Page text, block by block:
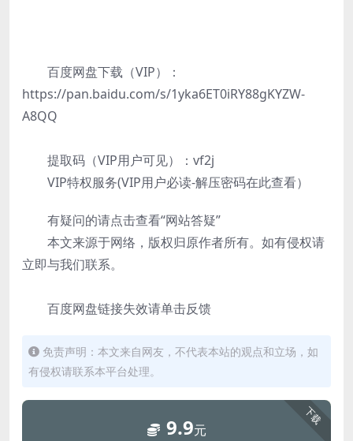
百度网盘下载（VIP）：
https://pan.baidu.com/s/1yka6ET0iRY88gKYZW-
A8QQ
提取码（VIP用户可见）：vf2j
VIP特权服务(VIP用户必读-解压密码在此查看）
有疑问的请点击查看“网站答疑”
本文来源于网络，版权归原作者所有。如有侵权请
立即与我们联系。
百度网盘链接失效请单击反馈
免责声明：本文来自网友，不代表本站的观点和立场，如
有侵权请联系本平台处理。
下载
9.9元